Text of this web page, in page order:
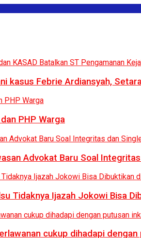
kasus Febrie Ardiansyah,
PHP Warga
Advokat Baru Soal
Tidaknya Ijazah Jokowi Bisa
cukup dihadapi